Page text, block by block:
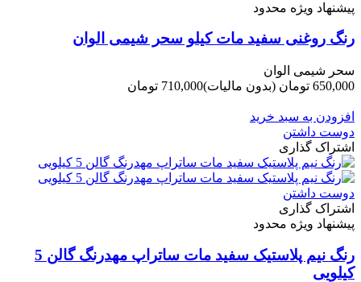
پیشنهاد ویژه محدود
رنگ روغنی سفید مات کیلو سحر شیمی الوان
سحر شیمی الوان
650,000 تومان
(بدون مالیات)710,000 تومان
افزودن به سبد خرید
دوست داشتن
اشتراک گذاری
دوست داشتن
اشتراک گذاری
پیشنهاد ویژه محدود
رنگ نیم پلاستیک سفید مات ساتراپ مهدرنگ گالن 5
کیلویی